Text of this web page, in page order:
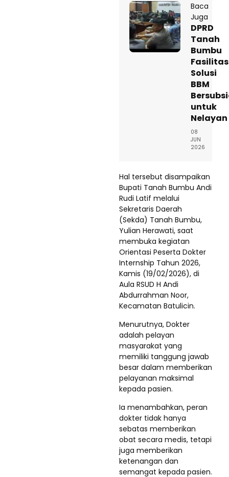
Baca
Juga
DPRD
Tanah
Bumbu
Solusi
BBM
untuk
Nelayan
08
JUN
2026
Hal tersebut disampaikan
Bupati Tanah Bumbu Andi
Rudi Latif melalui
Sekretaris Daerah
(Sekda) Tanah Bumbu,
Yulian Herawati, saat
membuka kegiatan
Orientasi Peserta Dokter
Internship Tahun 2026,
Kamis (19/02/2026), di
Aula RSUD H Andi
Abdurrahman Noor,
Kecamatan Batulicin.
Menurutnya, Dokter
adalah pelayan
masyarakat yang
memiliki tanggung jawab
besar dalam memberikan
pelayanan maksimal
kepada pasien.
Ia menambahkan, peran
dokter tidak hanya
sebatas memberikan
obat secara medis, tetapi
juga memberikan
ketenangan dan
semangat kepada pasien.